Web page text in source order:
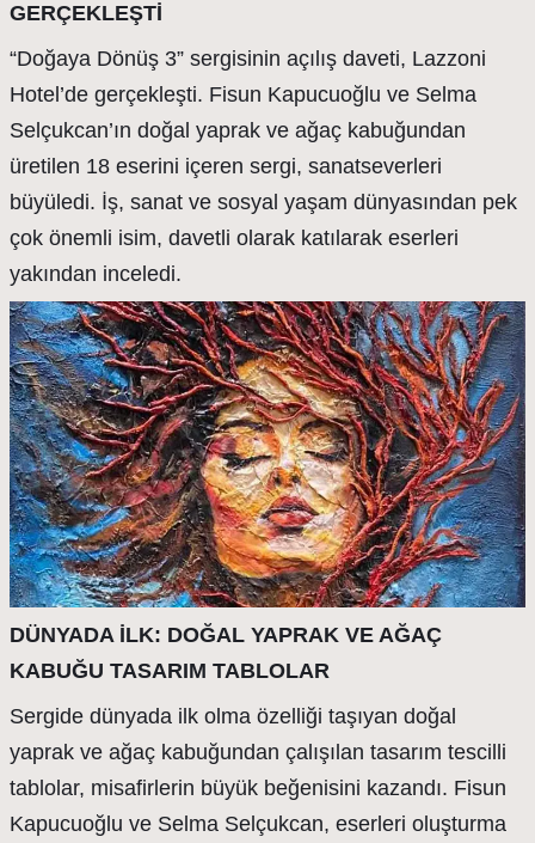
GERÇEKLEŞTİ
“Doğaya Dönüş 3” sergisinin açılış daveti, Lazzoni
Hotel’de gerçekleşti. Fisun Kapucuoğlu ve Selma
Selçukcan’ın doğal yaprak ve ağaç kabuğundan
üretilen 18 eserini içeren sergi, sanatseverleri
büyüledi. İş, sanat ve sosyal yaşam dünyasından pek
çok önemli isim, davetli olarak katılarak eserleri
yakından inceledi.
DÜNYADA İLK: DOĞAL YAPRAK VE AĞAÇ
KABUĞU TASARIM TABLOLAR
Sergide dünyada ilk olma özelliği taşıyan doğal
yaprak ve ağaç kabuğundan çalışılan tasarım tescilli
tablolar, misafirlerin büyük beğenisini kazandı. Fisun
Kapucuoğlu ve Selma Selçukcan, eserleri oluşturma